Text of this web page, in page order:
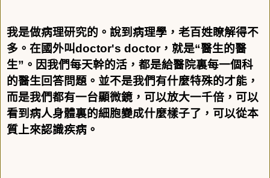
我是做病理研究的。說到病理學，老百姓瞭解得不
多。在國外叫doctor's doctor，就是“醫生的醫
生” 。因我們每天幹的活，都是給醫院裏每一個科
的醫生回答問題。並不是我們有什麼特殊的才能 ，
而是我們都有一台顯微鏡，可以放大一千倍，可以
看到病人身體裏的細胞變成什麼樣子了，可以從本
質上來認識疾病。